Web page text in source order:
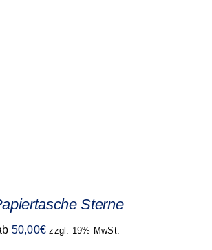
Sterne
50,00€ zzgl. 19% MwSt.